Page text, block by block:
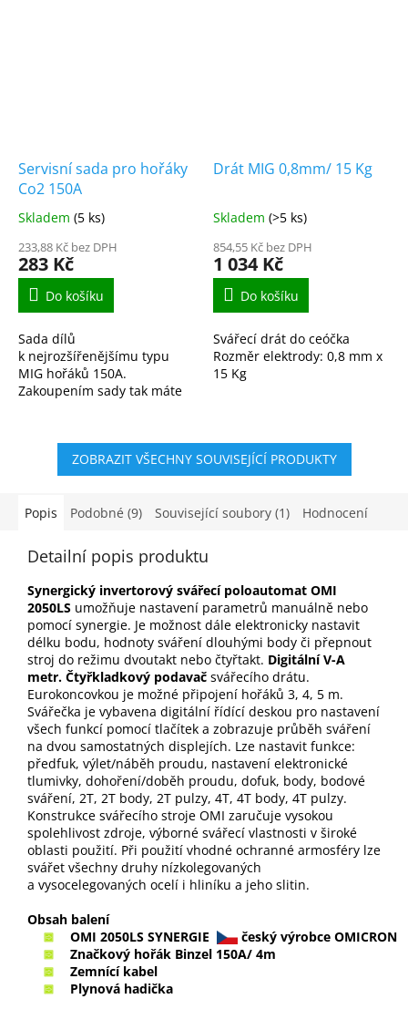
Servisní sada pro hořáky
Co2 150A
Skladem (5 ks)
233,88 Kč bez DPH
283 Kč
Do košíku
Sada dílů
k nejrozšířenějšímu typu
MIG hořáků 150A.
Zakoupením sady tak máte
Drát MIG 0,8mm/ 15 Kg
Skladem (>5 ks)
854,55 Kč bez DPH
1 034 Kč
Do košíku
Svářecí drát do ceóčka
Rozměr elektrody: 0,8 mm x
15 Kg
ZOBRAZIT VŠECHNY SOUVISEJÍCÍ PRODUKTY
Popis Podobné (9) Související soubory (1) Hodnocení
Detailní popis produktu
Synergický invertorový svářecí poloautomat OMI
2050LS umožňuje nastavení parametrů manuálně nebo
pomocí synergie. Je možnost dále elektronicky nastavit
délku bodu, hodnoty sváření dlouhými body či přepnout
stroj do režimu dvoutakt nebo čtyřtakt. Digitální V-A
metr. Čtyřkladkový podavač svářecího drátu.
Eurokoncovkou je možné připojení hořáků 3, 4, 5 m.
Svářečka je vybavena digitální řídící deskou pro nastavení
všech funkcí pomocí tlačítek a zobrazuje průběh sváření
na dvou samostatných displejích. Lze nastavit funkce:
předfuk, výlet/náběh proudu, nastavení elektronické
tlumivky, dohoření/doběh proudu, dofuk, body, bodové
sváření, 2T, 2T body, 2T pulzy, 4T, 4T body, 4T pulzy.
Konstrukce svářecího stroje OMI zaručuje vysokou
spolehlivost zdroje, výborné svářecí vlastnosti v široké
oblasti použití. Při použití vhodné ochranné armosféry lze
svářet všechny druhy nízkolegovaných
a vysocelegovaných ocelí i hliníku a jeho slitin.
Obsah balení
OMI 2050LS SYNERGIE
český výrobce OMICRON
Značkový hořák Binzel 150A/ 4m
Zemnící kabel
Plynová hadička